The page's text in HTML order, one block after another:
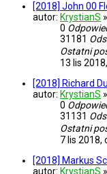
[2018] John 00
autor: KrystianS »
0
31181
Ostatni
13 lis
[2018] Richard
autor: KrystianS »
0
31131
Ostatni
7 lis 2018,
[2018] Markus
autor: KrystianS »